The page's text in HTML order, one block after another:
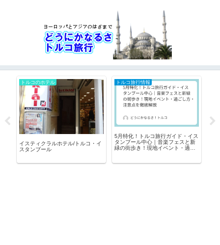
トルコのホテル
イスティクラルホテル/トルコ・イ
スタンブール
トルコ旅行情報
5月特化！トルコ旅行ガイド・イス
タンブール中心｜音楽フェスと新
緑の街歩き！現地イベント・過ご